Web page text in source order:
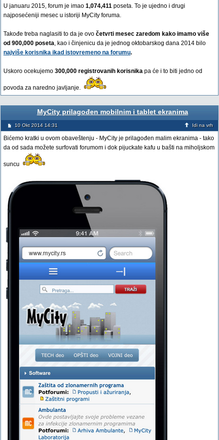
U januaru 2015, forum je imao 1,074,411 poseta. To je ujedno i drugi
najposećeniji mesec u istoriji MyCity foruma.
Takođe treba naglasiti to da je ovo četvrti mesec zaredom kako imamo više
od 900,000 poseta, kao i činjenicu da je jednog oktobarskog dana 2014 bilo
najviše korisnika ikad istovremeno na forumu.
Uskoro ocekujemo 300,000 registrovanih korisnika pa će i to biti jedno od
povoda za naredno javljanje.
MyCity prilagođen mobilnim i tablet ekranima
10 Okt 2014 14:31 Idi na vrh
Bićemo kratki u ovom obaveštenju - MyCity je prilagođen malim ekranima - tako
da od sada možete surfovati forumom i dok pijuckate kafu u bašti na miholjskom
suncu